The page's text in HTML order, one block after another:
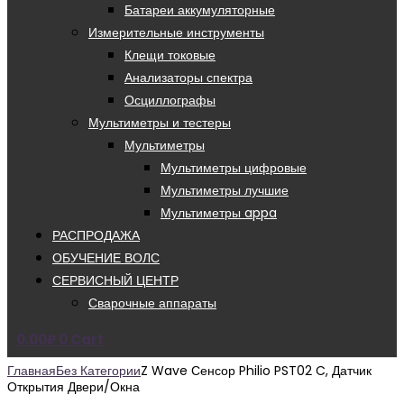
Батареи аккумуляторные
Измерительные инструменты
Клещи токовые
Анализаторы спектра
Осциллографы
Мультиметры и тестеры
Мультиметры
Мультиметры цифровые
Мультиметры лучшие
Мультиметры appa
РАСПРОДАЖА
ОБУЧЕНИЕ ВОЛС
СЕРВИСНЫЙ ЦЕНТР
Сварочные аппараты
0.00₽ 0 Cart
ГлавнаяБез КатегорииZ Wave Сенсор Philio PST02 C, Датчик
Открытия Двери/окна